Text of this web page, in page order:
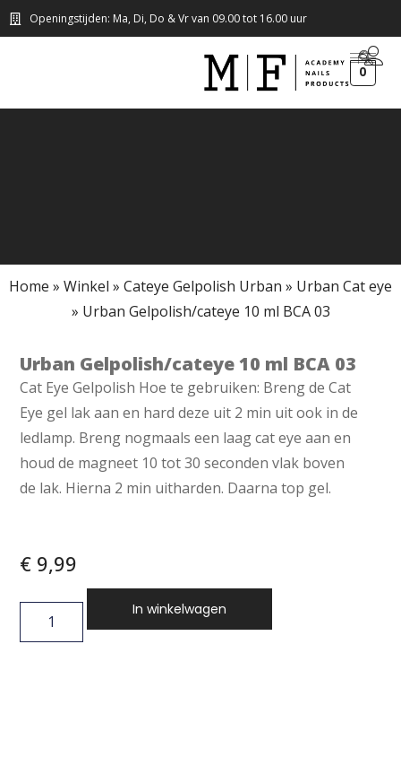
Openingstijden: Ma, Di, Do & Vr van 09.00 tot 16.00 uur
0
Home » Winkel » Cateye Gelpolish Urban » Urban Cat eye
» Urban Gelpolish/cateye 10 ml BCA 03
Urban Gelpolish/cateye 10 ml BCA 03
Cat Eye Gelpolish Hoe te gebruiken: Breng de Cat
Eye gel lak aan en hard deze uit 2 min uit ook in de
ledlamp. Breng nogmaals een laag cat eye aan en
houd de magneet 10 tot 30 seconden vlak boven
de lak. Hierna 2 min uitharden. Daarna top gel.
€ 9,99
In winkelwagen